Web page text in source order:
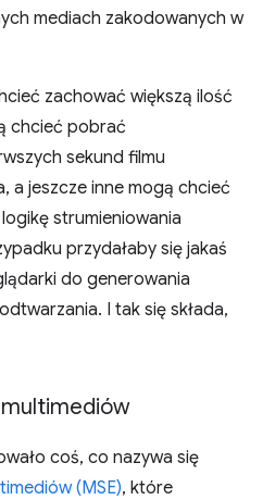
mediach zakodowanych w
zachować większą ilość
chcieć pobrać
sekund filmu
a jeszcze inne mogą chcieć
strumieniowania
przydałaby się jakaś
do generowania
I tak się składa,
multimediów
coś, co nazywa się
(MSE), które